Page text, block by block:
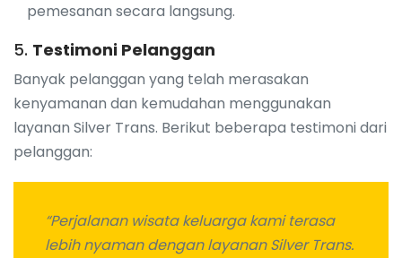
pemesanan secara langsung.
5. Testimoni Pelanggan
Banyak pelanggan yang telah merasakan
kenyamanan dan kemudahan menggunakan
layanan Silver Trans. Berikut beberapa testimoni dari
pelanggan:
“Perjalanan wisata keluarga kami terasa
lebih nyaman dengan layanan Silver Trans.